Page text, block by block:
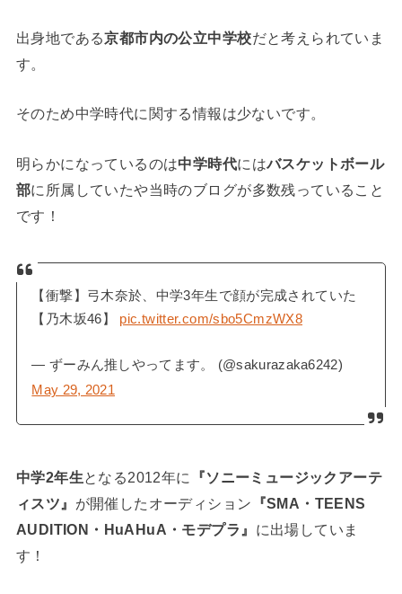
出身地である京都市内の公立中学校だと考えられていま
す。
そのため中学時代に関する情報は少ないです。
明らかになっているのは中学時代にはバスケットボール
部に所属していたや当時のブログが多数残っていること
です！
【衝撃】弓木奈於、中学3年生で顔が完成されていた
【乃木坂46】 pic.twitter.com/sbo5CmzWX8
— ずーみん推しやってます。 (@sakurazaka6242)
May 29, 2021
中学2年生となる2012年に
『ソニーミュージックアーテ
ィスツ』 が開催したオーディション 『SMA・TEENS
AUDITION・HuAHuA・モデプラ』 に出場していま
す！